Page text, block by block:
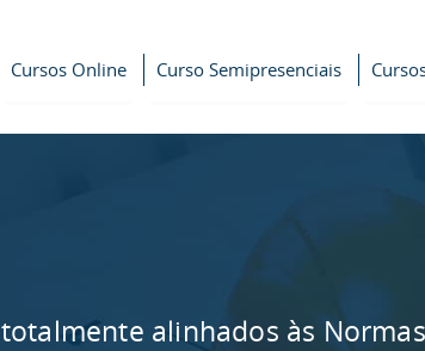
Cursos Online Curso Semipresenciais
totalmente alinhados às Normas